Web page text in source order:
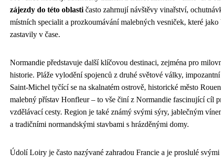
zájezdy do této oblasti často zahrnují návštěvy vinařství,
místních specialit a prozkoumávání malebných vesniček, které jako
zastavily v čase.
Normandie představuje další klíčovou destinaci, zejména pro
historie. Pláže vylodění spojenců z druhé světové války,
Saint-Michel tyčící se na skalnatém ostrově, historické město
malebný přístav Honfleur – to vše činí z Normandie fascinující cíl
vzdělávací cesty. Region je také známý svými sýry, jablečným
a tradičními normandskými stavbami s hrázděnými domy.
Údolí Loiry je často nazývané zahradou Francie a je proslulé svými